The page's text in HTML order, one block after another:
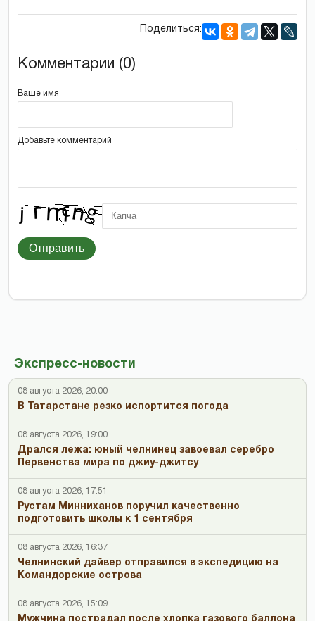
Экспресс-новости
08 августа 2026, 20:00
В Татарстане резко испортится погода
08 августа 2026, 19:00
Дрался лежа: юный челнинец завоевал серебро
Первенства мира по джиу-джитсу
08 августа 2026, 17:51
Рустам Минниханов поручил качественно
подготовить школы к 1 сентября
08 августа 2026, 16:37
Челнинский дайвер отправился в экспедицию на
Командорские острова
08 августа 2026, 15:09
Мужчина пострадал после хлопка газового баллона
Поделиться:
Комментарии (0)
Ваше имя
Добавьте комментарий
Отправить